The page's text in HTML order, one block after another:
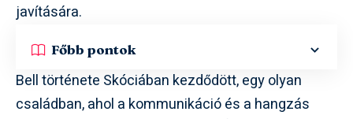
javítására.
Főbb pontok
Bell története Skóciában kezdődött, egy olyan
családban, ahol a kommunikáció és a hangzás